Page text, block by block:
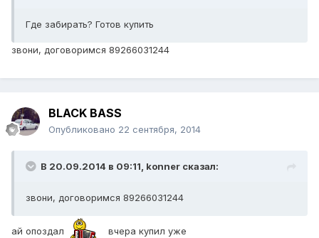
Где забирать? Готов купить
звони, договоримся 89266031244
BLACK BASS
Опубликовано 22 сентября, 2014
В 20.09.2014 в 09:11, konner сказал:
звони, договоримся 89266031244
ай опоздал вчера купил уже